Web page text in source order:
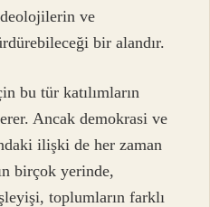
ve
bir alandır.
bu tür katılımların
Ancak demokrasi ve
ilişki de her zaman
birçok yerinde,
toplumların farklı